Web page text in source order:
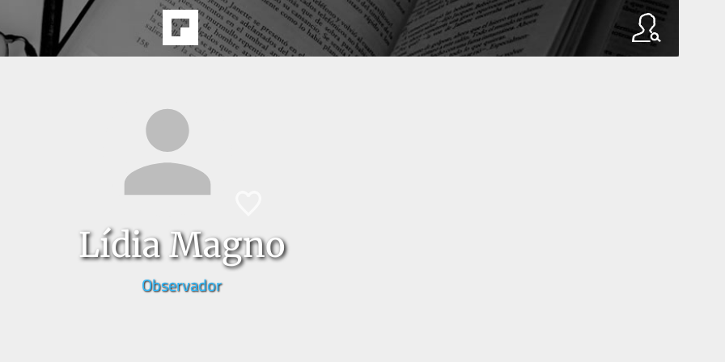
Lídia Magno
Observador